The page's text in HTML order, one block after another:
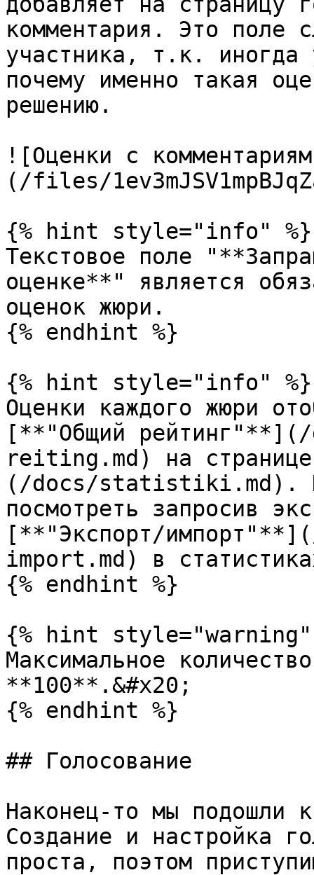
комментария. Это поле
участника, т.к. иногда
почему именно такая
решению.
![Оценки с
(/files/
{% hint style="info" %}
Текстовое поле
оценке**" является
оценок жюри.
{% endhint %}
{% hint style="info" %}
Оценки каждого жюри
[**"Общий
reiting.md) на
(/docs/statistiki.md).
посмотреть запросив
[**"Экспорт/
import.md) в
{% endhint %}
{% hint style="warning"
Максимальное
**100**.&#x20;
{% endhint %}
## Голосование
Наконец-то мы подошли
Создание и настройка
проста, поэтом